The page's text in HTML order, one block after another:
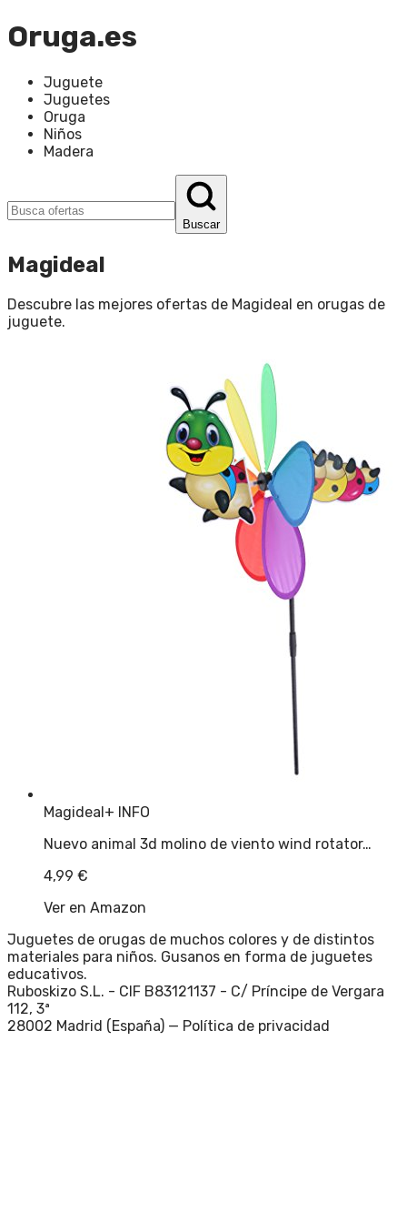
Oruga.es
Juguete
Juguetes
Oruga
Niños
Madera
Buscar
Magideal
Descubre las mejores ofertas de Magideal en orugas de
juguete.
Magideal+ INFO
Nuevo animal 3d molino de viento wind rotator…
4,99 €
Ver en Amazon
Juguetes de orugas de muchos colores y de distintos
materiales para niños. Gusanos en forma de juguetes
educativos.
Ruboskizo S.L. - CIF B83121137 - C/ Príncipe de Vergara
112, 3ª
28002 Madrid (España) — Política de privacidad